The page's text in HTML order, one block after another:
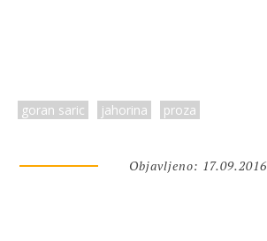
goran saric jahorina proza
Objavljeno: 17.09.2016